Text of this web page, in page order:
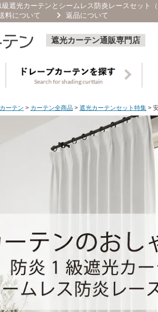
遮光カーテンとシームレス防炎レースセット
料について 返品について
遮光カーテン通販専門店
ーテン カーテン全商品 遮光カーテンセット特集